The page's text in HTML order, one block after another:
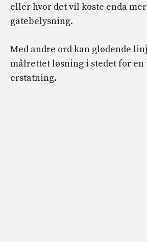
eller hvor det vil koste enda
gatebelysning.
Med andre ord kan glødende
målrettet løsning i stedet for
erstatning.